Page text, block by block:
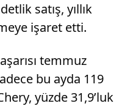
satış, yıllık
işaret etti.
temmuz
bu ayda 119
yüzde 31,9’luk